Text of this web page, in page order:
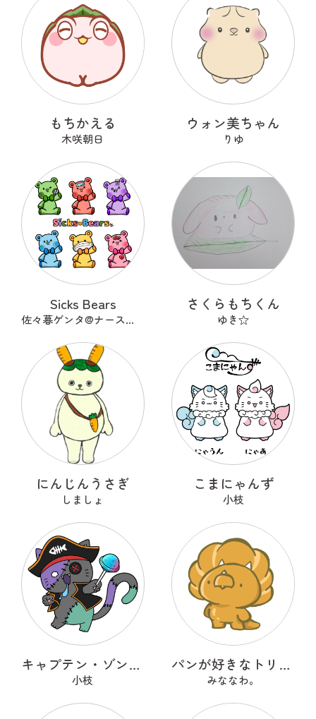
もちかえる
木咲朝日
ウォン美ちゃん
りゆ
Sicks Bears
佐々暮ゲンタ@ナース兼描き
さくらもちくん
ゆき☆
にんじんうさぎ
しましょ
こまにゃんず
小枝
キャプテン・ゾンニャック
小枝
パンが好きなトリケラトプス『ととさん』
みななわ。